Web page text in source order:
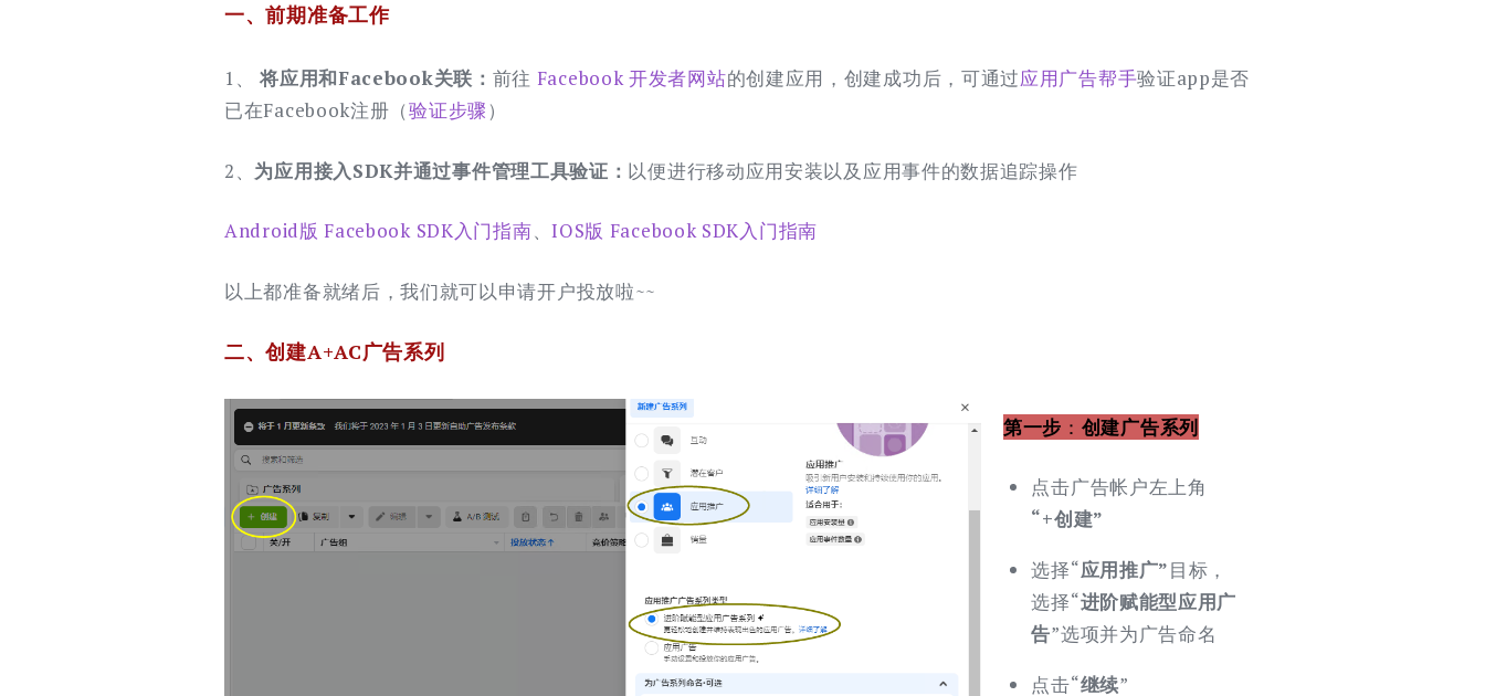
一、前期准备工作
1、将应用和Facebook关联： 前往 Facebook 开发者网站的创建应用，创建成功后，可通过应用广告帮手验证app是否
已在Facebook注册（验证步骤 ）
2、 为应用接入SDK并通过事件管理工具验证： 以便进行移动应用安装以及应用事件的数据追踪操作
Android版 Facebook SDK入门指南、IOS版 Facebook SDK入门指南
以上都准备就绪后，我们就可以申请开户投放啦~~
二、创建A+AC广告系列
第一步 ： 创建广告系列
点击广告帐户左上角
“+创建”
选择“应用推广”目标，
选择“进阶赋能型应用广
告”选项并为广告命名
点击“继续”